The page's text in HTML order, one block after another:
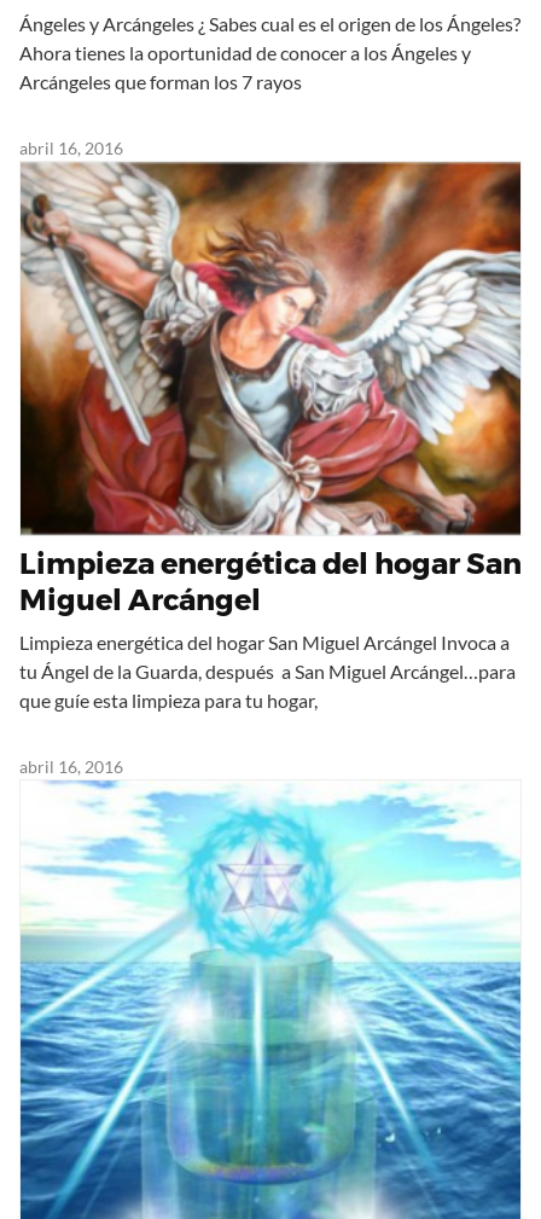
Ángeles y Arcángeles ¿ Sabes cual es el origen de los Ángeles?
Ahora tienes la oportunidad de conocer a los Ángeles y
Arcángeles que forman los 7 rayos
abril 16, 2016
Limpieza energética del hogar San
Miguel Arcángel
Limpieza energética del hogar San Miguel Arcángel Invoca a
tu Ángel de la Guarda, después a San Miguel Arcángel…para
que guíe esta limpieza para tu hogar,
abril 16, 2016